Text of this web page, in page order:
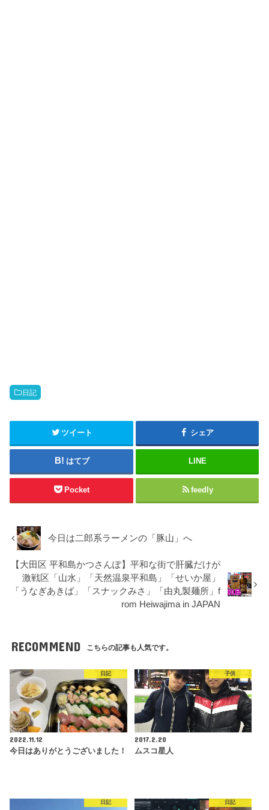
日記
ツイート シェア
はてブ LINE
Pocket feedly
今日は二郎系ラーメンの「豚山」へ
【大田区 平和島かつさんぽ】平和な街で肝臓だけが
激戦区「山水」「天然温泉平和島」「せいか屋」
「うなぎあきば」「スナックみさ」「由丸製麺所」f
rom Heiwajima in JAPAN
RECOMMEND こちらの記事も人気です。
日記
2022.11.12
今日はありがとうございました！
子供
2017.2.20
ムスコ星人
日記 日記